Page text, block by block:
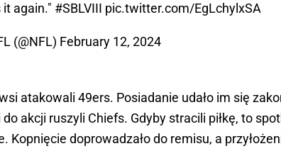
again." #SBLVIII pic.twitter.com/EgLchylxSA
(@NFL) February 12, 2024
atakowali 49ers. Posiadanie udało im się
akcji ruszyli Chiefs. Gdyby stracili piłkę, to
Kopnięcie doprowadzało do remisu, a